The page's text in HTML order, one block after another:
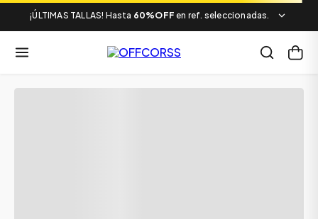
¡ÚLTIMAS TALLAS! Hasta 60%OFF en ref. seleccionadas.